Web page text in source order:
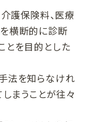
介護保険料、医療
横断的に診断
とを目的とした
法を知らなけれ
まうことが往々